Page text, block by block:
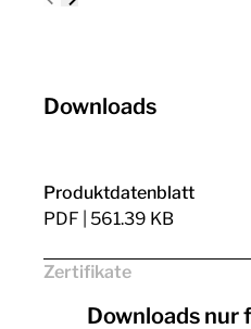
Downloads
Produktdatenblatt
PDF | 561.39 KB
Zertifikate
Downloads